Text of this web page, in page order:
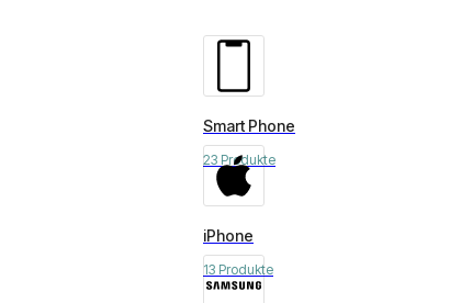
Smart Phone
23 Produkte
iPhone
13 Produkte